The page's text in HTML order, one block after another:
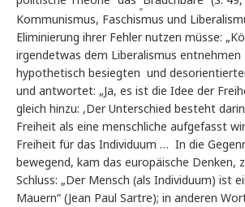
„
Kommunismus, Faschismus und
Eliminierung ihrer Fehler nutzen müsse:
irgendetwas dem Liberalismus entnehmen
hypothetisch besiegten und
und antwortet: „Ja, es ist die Idee der
gleich hinzu: ,Der Unterschied besteht
Freiheit als eine menschliche aufgefasst
Freiheit für das Individuum … In die
bewegend, kam das europäische Denken,
Schluss: „Der Mensch (als Individuum) ist
Mauern“ (Jean Paul Sartre); in anderen